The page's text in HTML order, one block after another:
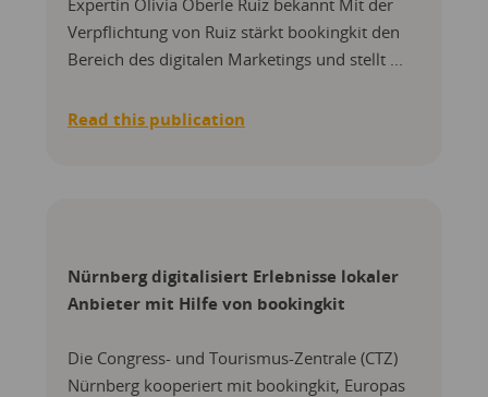
Expertin Olivia Oberle Ruiz bekannt Mit der
Verpflichtung von Ruiz stärkt bookingkit den
Bereich des digitalen Marketings und stellt ...
Read this publication
Nürnberg digitalisiert Erlebnisse lokaler
Anbieter mit Hilfe von bookingkit
Die Congress- und Tourismus-Zentrale (CTZ)
Nürnberg kooperiert mit bookingkit, Europas